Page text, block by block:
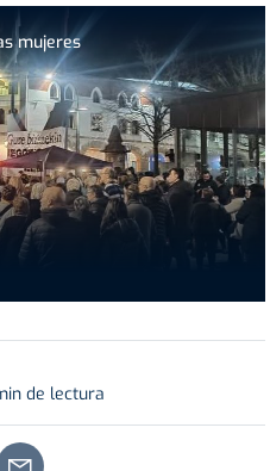
mujeres
de lectura